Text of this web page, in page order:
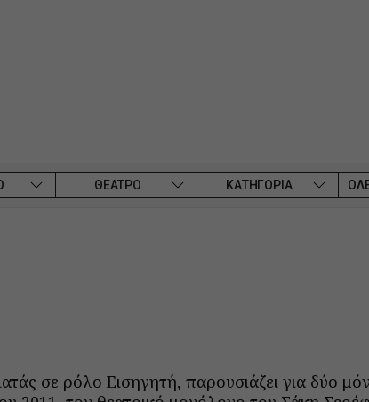
ΘΕΑΤΡΟ ΚΑΤΗΓΟΡΙΑ
σε ρόλο Εισηγητή, παρουσιάζει για δύο